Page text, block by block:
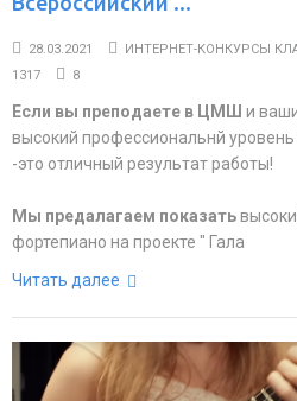
28.03.2021
ИНТЕРНЕТ-КОНКУРСЫ
1317
8
Если вы преподаете в ЦМШ и
высокий профессиональнй
-это отличный результат работы!
Мы предалагаем показать
фортепиано на проекте " Гала
Читать далее